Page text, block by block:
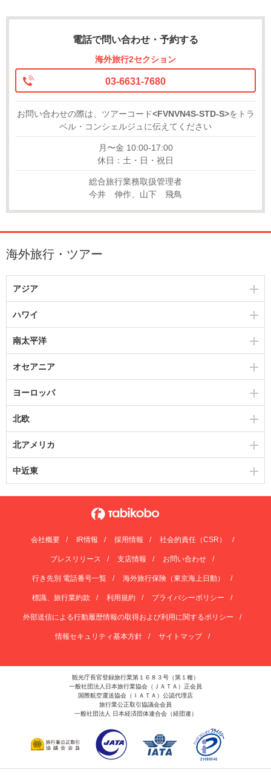
電話で問い合わせ・予約する
海外旅行2セクション
03-6631-7680
お問い合わせの際は、ツアーコード<FVNVN4S-STD-S>をトラ
ベル・コンシェルジュに伝えてください
月〜金 10:00-17:00
休日：土・日・祝日
総合旅行業務取扱管理者
今井 伸作、山下 飛鳥
海外旅行・ツアー
アジア
ハワイ
南太平洋
オセアニア
ヨーロッパ
北欧
北アメリカ
中近東
会社概要 IR情報 採用情報 社会的責任（CSR）
プレスリリース 支店情報 お問い合わせ
行き先別 電話番号一覧 海外旅行保険（東京海上日動）
標識、旅行業約款 利用規約 プライバシーポリシー
外部送信による行動履歴情報の取得および利用に関するポリシー
情報セキュリティ基本方針 サイトマップ
観光庁長官登録旅行業第１６８３号（第１種）
一般社団法人日本旅行業協会（ＪＡＴＡ）正会員
国際航空運送協会（ＩＡＴＡ）公認代理店
旅行業公正取引協議会会員
一般社団法人 日本経済団体連合会（経団連）